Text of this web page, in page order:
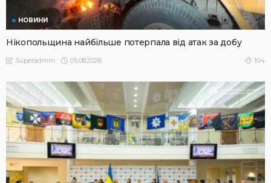
НОВИНИ
Нікопольщина найбільше потерпала від атак за добу
Superadmin 05.08.2026 104